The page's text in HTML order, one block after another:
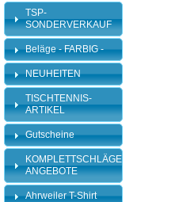
TSP-
SONDERVERKAUF
Beläge - FARBIG -
NEUHEITEN
TISCHTENNIS-
ARTIKEL
Gutscheine
KOMPLETTSCHLÄGER-
ANGEBOTE
Ahrweiler T-Shirt